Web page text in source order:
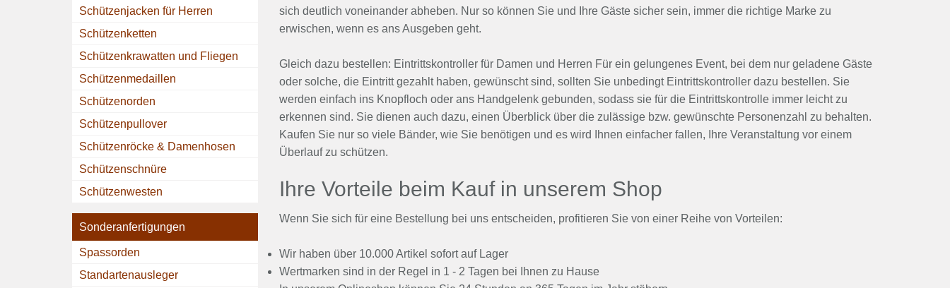
Schützenjacken für Herren
Schützenketten
Schützenkrawatten und Fliegen
Schützenmedaillen
Schützenorden
Schützenpullover
Schützenröcke & Damenhosen
Schützenschnüre
Schützenwesten
Sonderanfertigungen
Spassorden
Standartenausleger
sich deutlich voneinander abheben. Nur so können Sie und Ihre Gäste sicher sein, immer die richtige Marke zu
erwischen, wenn es ans Ausgeben geht.
Gleich dazu bestellen: Eintrittskontroller für Damen und Herren Für ein gelungenes Event, bei dem nur geladene Gäste
oder solche, die Eintritt gezahlt haben, gewünscht sind, sollten Sie unbedingt Eintrittskontroller dazu bestellen. Sie
werden einfach ins Knopfloch oder ans Handgelenk gebunden, sodass sie für die Eintrittskontrolle immer leicht zu
erkennen sind. Sie dienen auch dazu, einen Überblick über die zulässige bzw. gewünschte Personenzahl zu behalten.
Kaufen Sie nur so viele Bänder, wie Sie benötigen und es wird Ihnen einfacher fallen, Ihre Veranstaltung vor einem
Überlauf zu schützen.
Ihre Vorteile beim Kauf in unserem Shop
Wenn Sie sich für eine Bestellung bei uns entscheiden, profitieren Sie von einer Reihe von Vorteilen:
Wir haben über 10.000 Artikel sofort auf Lager
Wertmarken sind in der Regel in 1 - 2 Tagen bei Ihnen zu Hause